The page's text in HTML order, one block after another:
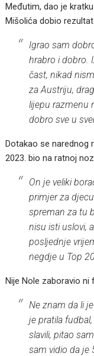
Međutim, dao je
Mišolića dobio
Igrao sam
hrabro i dobro.
čast, nikad
za Austriju,
lijepu razmenu
dobro sve u
Dotakao se narednog
2023. bio na ratnoj
On je veliki
primjer za
spreman za tu
nisu isti uslovi,
posljednje
negdje u Top
Nije Nole zaboravio ni
Ne znam da li
je pratila
slavili, pitao
sam vidio da je